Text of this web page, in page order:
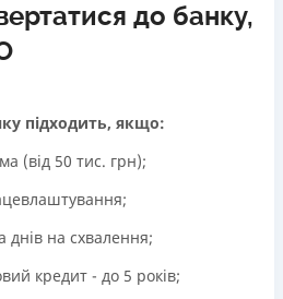
до банку,
підходить, якщо:
(від 50 тис. грн);
днів на схвалення;
кредит - до 5 років;